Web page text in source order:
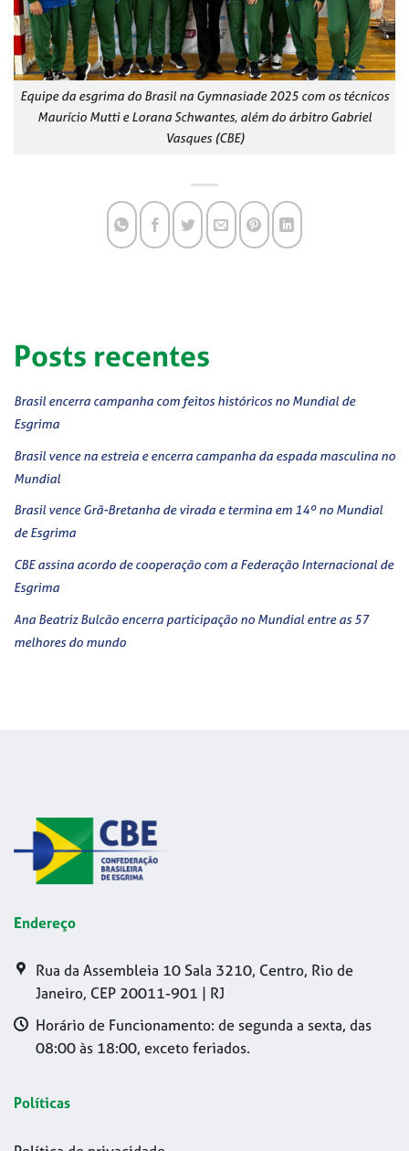
Equipe da esgrima do Brasil na Gymnasiade 2025 com os técnicos
Maurício Mutti e Lorana Schwantes, além do árbitro Gabriel
Vasques (CBE)
Posts recentes
Brasil encerra campanha com feitos históricos no Mundial de
Esgrima
Brasil vence na estreia e encerra campanha da espada masculina no
Mundial
Brasil vence Grã-Bretanha de virada e termina em 14º no Mundial
de Esgrima
CBE assina acordo de cooperação com a Federação Internacional de
Esgrima
Ana Beatriz Bulcão encerra participação no Mundial entre as 57
melhores do mundo
Endereço
Rua da Assembleia 10 Sala 3210, Centro, Rio de
Janeiro, CEP 20011-901 | RJ
Horário de Funcionamento: de segunda a sexta, das
08:00 às 18:00, exceto feriados.
Políticas